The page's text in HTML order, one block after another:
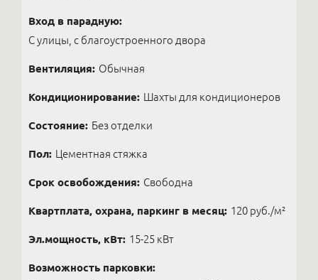
Вход в парадную:
С улицы, с благоустроенного двора
Вентиляция: Обычная
Кондиционирование: Шахты для кондиционеров
Состояние: Без отделки
Пол: Цементная стяжка
Срок освобождения: Свободна
Квартплата, охрана, паркинг в месяц: 120 руб./м²
Эл.мощность, кВт: 15-25 кВт
Возможность парковки: